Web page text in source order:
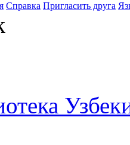
Справка Пригласить друга